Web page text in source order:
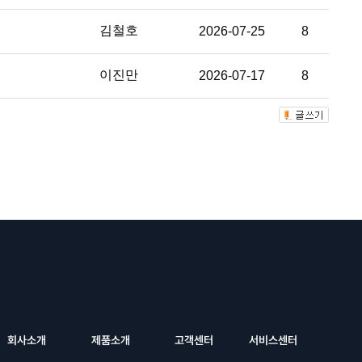
김철호 2026-07-25 8
이진만 2026-07-17 8
회사소개 제품소개 고객센터 서비스센터